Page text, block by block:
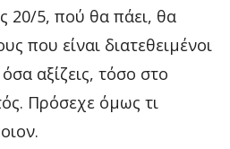
20/5, πού θα πάει, θα
που είναι διατεθειμένοι
αξίζεις, τόσο στο
Πρόσεχε όμως τι